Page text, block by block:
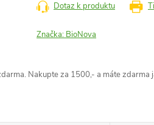
Dotaz k produktu
Značka: BioNova
Nakupte za 1500,- a máte zdarma